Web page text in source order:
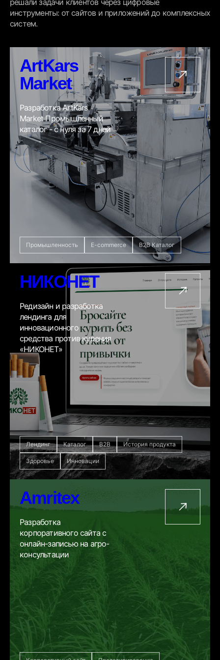
инструменты: от сайтов и приложений до комплексных
систем.
ArtKars
Market
Разработка ArtKars
Market Промышленный
каталог - с нуля за 7 дней
Промышленность E-commerce B2B Каталог
НИКОНЕТ
Редизайн и разработка
лендинга для
инновационного
средства против курения
«НИКОНЕТ»
Лендинг Каталог B2B История продукта
Здоровье Инновации
Amritex
Разработка
корпоративного сайта с
онлайн-записью на агро-
консультации